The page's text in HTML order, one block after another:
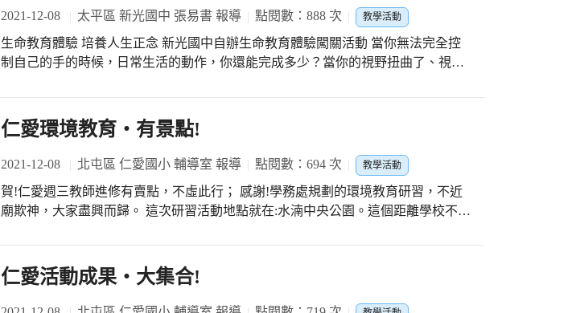
了……這可是輔導室的祕密，就不跟各位分享了。 感謝輔導室奕秀老師的規劃，志
偉老師、奕平老師、亦芸老師、伊玲老師一整天的照顧，還有善心人士贊助經費，
終於完成今年度輔導室孩子最期待的校外教學。
說今天日一場講座，不如說是新光孩子與講師的「語錄體」，這些孩子擁有比一般
同學，更明確的目標，更明確的想法，沒有恍神迷惘在網路世界中，沒有開自己生
涯選擇的玩笑，對於今日講師提出的醫護類課程設計，提出好奇與疑問，講師在活
動後，跟輔導室說，今天的新光孩子很積極啊！是的！今天的活動是自由參加，這
有意願的孩子來參加，今日講師準備的餅乾小禮物，被現場搶答的孩子全部領光
2021-12-08 太平區 新光國中 張易書 報導 點閱數：888 次 教學活動
生命教育體驗 培養人生正念 新光國中自辦生命教育體驗闖關活動 當你無法完全控
制自己的手的時候，日常生活的動作，你還能完成多少？當你的視野扭曲了、視線
觀，我們聯繫的仁德醫護專科校的老師與學長姐，設計四種不同的關卡，讓新光的
孩子，體驗身體健康的重要性，當身體發生缺損時、或者因為年華老去而身體退化
時，那些原本很簡單的動作，變成了困難的任務。 珍愛自己身體的美好，珍惜生命
的可貴，上天賦予我們的任何一項身體的構造、身體器官的設計，都讓我們更豐富
的體會生活中的每一刻。 「原來弱視的世界裡，簡單的釣魚遊戲，會變成這麼難的
闖關。」 「原來肌無力或者手受了傷，你就無法完成簡單的套圈圈動作。」 在一場
欣老師聯繫這樣的體驗資源，二年級導師跟著班上的孩子，一關一關的叮嚀與下場
仁愛環境教育‧有景點!
2021-12-08 北屯區 仁愛國小 輔導室 報導 點閱數：694 次 教學活動
賀!仁愛週三教師進修有賣點，不虛此行； 感謝!學務處規劃的環境教育研習，不近
廟欺神，大家盡興而歸。 這次研習活動地點就在:水湳中央公園。這個距離學校不到
後，這塊經貿生態園區範圍依都市計畫規劃，將綠色開放空間配置在園區中央，形
成一個大型、蜿蜒全區、貫穿南北的中央公園。大家從「全家」出發，沿著藍線
走，走過多個網美景點，越過敦化路一路往北，然後再繞動態體驗區回「全家」，
仁愛活動成果‧大集合!